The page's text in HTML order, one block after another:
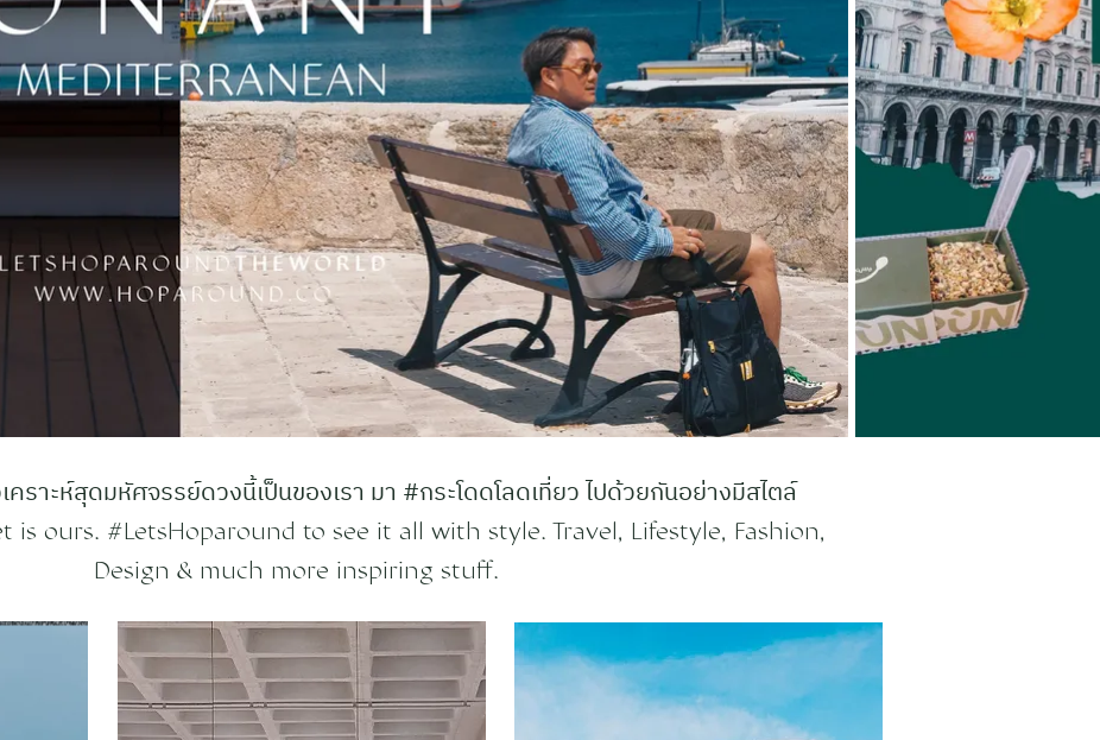
คราะห์สุดมหัศจรรย์ดวงนี้เป็นของเรา มา #กระโดดโลดเที่ยว ไปด้วยกันอย่างมีสไตล์
is ours. #LetsHoparound to see it all with style. Travel, Lifestyle, Fashion,
Design & much more inspiring stuff.